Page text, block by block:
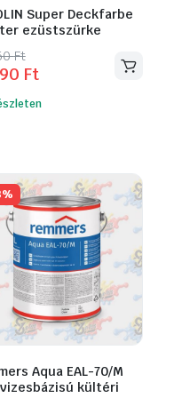
Super Deckfarbe
ezüstszürke
Ft
Ft
Aqua EAL-70/M
kültéri